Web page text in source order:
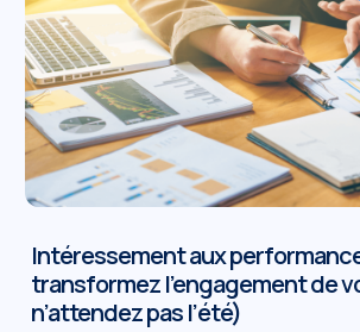
Intéressement aux
transformez l’engagement de
n’attendez pas l’été)